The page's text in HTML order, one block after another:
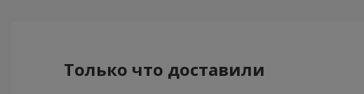
Только что доставили